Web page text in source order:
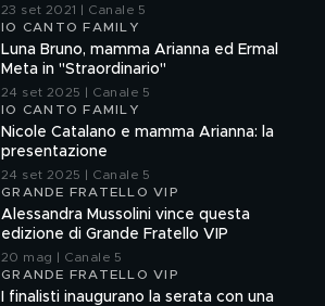
23 set 2021 | Canale 5
IO CANTO FAMILY
Luna Bruno, mamma Arianna ed Ermal
Meta in "Straordinario"
24 set 2025 | Canale 5
IO CANTO FAMILY
Nicole Catalano e mamma Arianna: la
presentazione
24 set 2025 | Canale 5
GRANDE FRATELLO VIP
Alessandra Mussolini vince questa
edizione di Grande Fratello VIP
20 mag | Canale 5
GRANDE FRATELLO VIP
I finalisti inaugurano la serata con una